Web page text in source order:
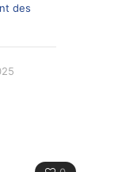
des